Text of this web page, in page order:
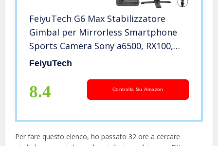
FeiyuTech G6 Max Stabilizzatore
Gimbal per Mirrorless Smartphone
Sports Camera Sony a6500, RX100,
Gopro 9 8 7 6 5, Smartphone iPhone
Samsung s10+,1.2Kg Payload, Splash
Proof
FeiyuTech
8.4 Controlla Su Amazon
Per fare questo elenco, ho passato 32 ore a cercare